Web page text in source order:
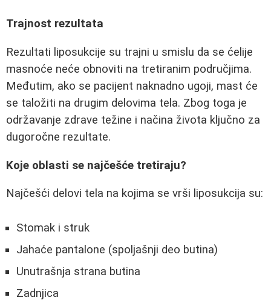
Trajnost rezultata
Rezultati liposukcije su trajni u smislu da se ćelije
masnoće neće obnoviti na tretiranim područjima.
Međutim, ako se pacijent naknadno ugoji, mast će
se taložiti na drugim delovima tela. Zbog toga je
održavanje zdrave težine i načina života ključno za
dugoročne rezultate.
Koje oblasti se najčešće tretiraju?
Najčešći delovi tela na kojima se vrši liposukcija su:
Stomak i struk
Jahaće pantalone (spoljašnji deo butina)
Unutrašnja strana butina
Zadnjica